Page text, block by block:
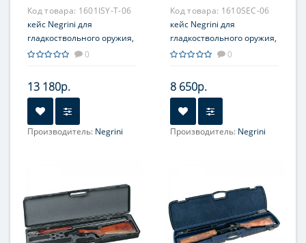
Код товара: 1601ISY-T-06
кейс Negrini для
гладкоствольного оружия,
длина стволов до 780 мм,
0
13 180р.
Производитель: Negrini
Код товара: 1610SEC-06
кейс Negrini для
гладкоствольного оружия,
длина стволов до 810 мм,
0
8 650р.
Производитель: Negrini